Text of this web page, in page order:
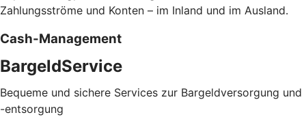
Zahlungsströme und Konten – im Inland und im Ausland.
Cash-Management
BargeldService
Bequeme und sichere Services zur Bargeldversorgung und
-entsorgung